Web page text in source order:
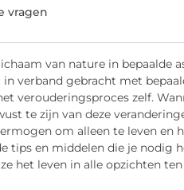
vragen
van nature in bepaalde
verband gebracht met
verouderingsproces zelf.
te zijn van deze
om alleen te leven en
tips en middelen die je nodig
het leven in alle opzichten